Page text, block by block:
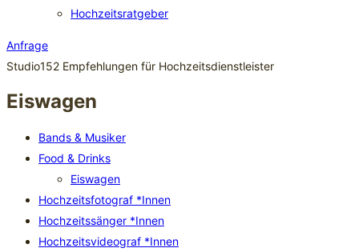
Hochzeitsratgeber
Anfrage
Studio152 Empfehlungen für Hochzeitsdienstleister
Eiswagen
Bands & Musiker
Food & Drinks
Eiswagen
Hochzeitsfotograf *Innen
Hochzeitssänger *Innen
Hochzeitsvideograf *Innen